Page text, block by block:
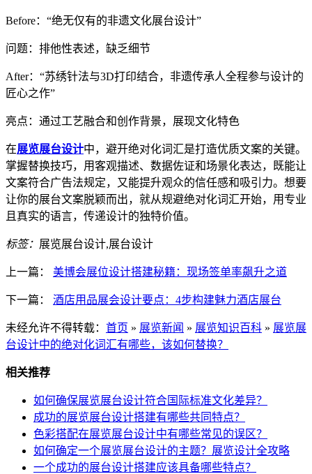
Before：“绝无仅有的非遗文化展台设计”
问题：排他性表述，缺乏细节
After：“苏绣针法与3D打印结合，非遗传承人全程参与设计的
匠心之作”
亮点：通过工艺融合和创作背景，展现文化特色
在展览展台设计中，避开绝对化词汇是打造优质文案的关键。
掌握替换技巧，用客观描述、数据佐证和场景化表达，既能让
文案符合广告法规定，又能提升观众的信任感和吸引力。想要
让你的展台文案脱颖而出，就从规避绝对化词汇开始，用专业
且真实的语言，传递设计的独特价值。
标签： 展览展台设计,展台设计
上一篇： 美博会展位设计搭建秘籍：现场签单率飙升之道
下一篇： 酒店用品展会设计要点：4步构建魅力酒店展台
未经允许不得转载： 首页 » 展览新闻 » 展览知识百科 » 展览展
台设计中的绝对化词汇有哪些，该如何替换？
相关推荐
如何确保展览展台设计符合国际标准文化差异？
成功的展览展台设计搭建有哪些共同特点？
色彩搭配在展览展台设计中有哪些常见的误区？
如何确定一个展览展台设计的主题？展览设计全攻略
一个成功的展台设计搭建应该具备哪些特点？